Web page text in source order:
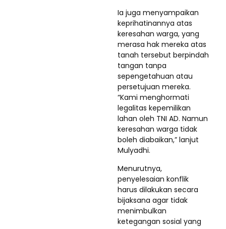
Ia juga menyampaikan
keprihatinannya atas
keresahan warga, yang
merasa hak mereka atas
tanah tersebut berpindah
tangan tanpa
sepengetahuan atau
persetujuan mereka.
“Kami menghormati
legalitas kepemilikan
lahan oleh TNI AD. Namun
keresahan warga tidak
boleh diabaikan,” lanjut
Mulyadhi.
Menurutnya,
penyelesaian konflik
harus dilakukan secara
bijaksana agar tidak
menimbulkan
ketegangan sosial yang